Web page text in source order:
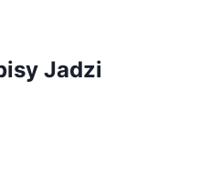
Jadzi